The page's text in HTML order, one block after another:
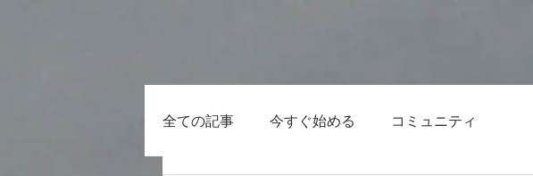
全ての記事 今すぐ始める コミュニティ